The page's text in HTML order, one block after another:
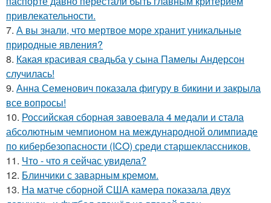
привлекательности.
7. А вы знали, что мертвое море хранит уникальные
природные явления?
8. Какая красивая свадьба у сына Памелы Андерсон
случилась!
9. Анна Семенович показала фигуру в бикини и закрыла
все вопросы!
10. Российская сборная завоевала 4 медали и стала
абсолютным чемпионом на международной олимпиаде
по кибербезопасности (ICO) среди старшеклассников.
11. Что - что я сейчас увидела?
12. Блинчики с заварным кремом.
13. На матче сборной США камера показала двух